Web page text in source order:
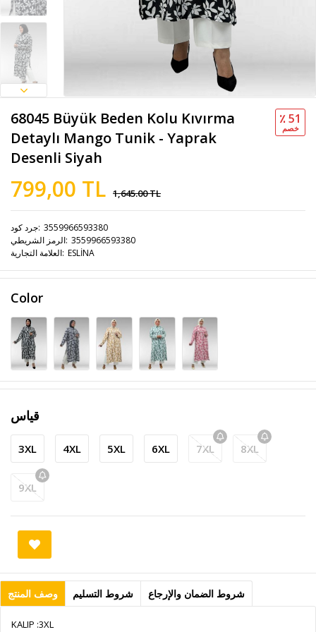
68045 Büyük Beden Kolu Kıvırma
Detaylı Mango Tunik - Yaprak
Desenli Siyah
799,00 TL 1,645.00 TL
٪ 51
خصم
جرد كود 3559966593380
الرمز الشريطي 3559966593380
العلامة التجارية ESLİNA
Color
قياس
3XL 4XL 5XL 6XL 7XL 8XL
9XL
وصف المنتج شروط التسليم شروط الضمان والإرجاع
KALIP :3XL